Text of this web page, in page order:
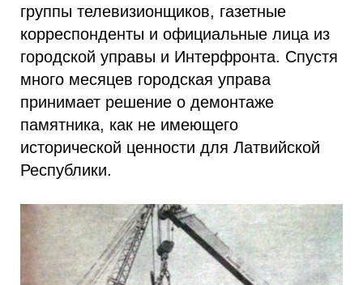
группы телевизионщиков, газетные
корреспонденты и официальные лица из
городской управы и Интерфронта. Спустя
много месяцев городская управа
принимает решение о демонтаже
памятника, как не имеющего
исторической ценности для Латвийской
Республики.